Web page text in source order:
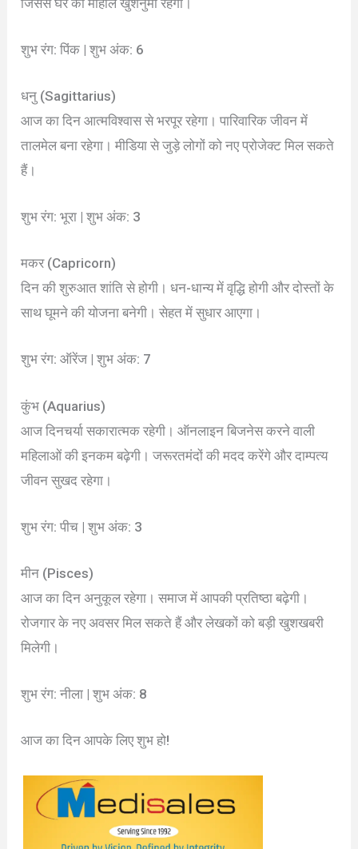
शुभ रंग: पिंक | शुभ अंक: 6
धनु (Sagittarius)
आज का दिन आत्मविश्वास से भरपूर रहेगा। पारिवारिक जीवन में
तालमेल बना रहेगा। मीडिया से जुड़े लोगों को नए प्रोजेक्ट मिल सकते
हैं।
शुभ रंग: भूरा | शुभ अंक: 3
मकर (Capricorn)
दिन की शुरुआत शांति से होगी। धन-धान्य में वृद्धि होगी और दोस्तों के
साथ घूमने की योजना बनेगी। सेहत में सुधार आएगा।
शुभ रंग: ऑरेंज | शुभ अंक: 7
कुंभ (Aquarius)
आज दिनचर्या सकारात्मक रहेगी। ऑनलाइन बिजनेस करने वाली
महिलाओं की इनकम बढ़ेगी। जरूरतमंदों की मदद करेंगे और दाम्पत्य
जीवन सुखद रहेगा।
शुभ रंग: पीच | शुभ अंक: 3
मीन (Pisces)
आज का दिन अनुकूल रहेगा। समाज में आपकी प्रतिष्ठा बढ़ेगी।
रोजगार के नए अवसर मिल सकते हैं और लेखकों को बड़ी खुशखबरी
मिलेगी।
शुभ रंग: नीला | शुभ अंक: 8
आज का दिन आपके लिए शुभ हो!